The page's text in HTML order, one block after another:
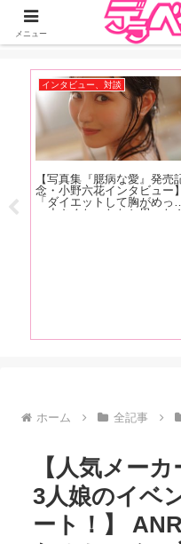
ジーオーティーが運営するちょっ
DMMアフィリエイト
インタビュー、対談
【写真集『臆病な愛』発売
念・小野六花インタビュー】
「ダイエットして胸がめっ
ゃ小さくなったなと思ったん
ホーム 全記事
【人気メー
3人娘のイベ
ート！】
メニュー